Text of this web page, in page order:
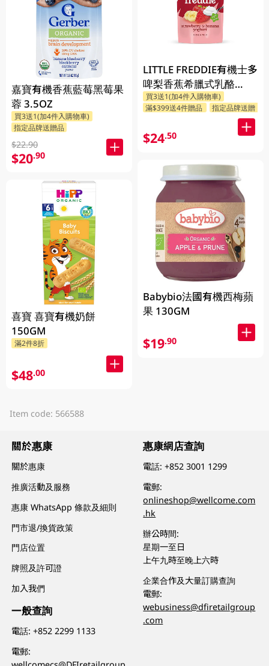
嘉寶有機香蕉藍莓黑莓果
蓉 3.5OZ
買3送1(加4件入購物車)
指定品牌送贈品
$22.90
$20.90
喜寶 喜寶有機奶餅
150GM
滿2件8折
$48.00
LITTLE FREDDIE有機士多
啤梨香蕉希臘式乳酪
100GM
買3送1(加4件入購物車)
滿$399送4件贈品
指定品牌送贈品
$24.50
Babybio法國有機西梅蘋
果 130GM
$19.90
Item code: 566588
關於惠康
關於惠康
推廣活動及服務
惠康 WhatsApp 條款及細則
門市退/換貨政策
門店位置
牌照及許可證
加入我們
一般查詢
電話:+852 2299 1133
電郵:
惠康網店查詢
電話:+852 3001 1299
電郵:
onlineshop@wellcome.com
.hk
辦公時間:
星期一至日
上午九時至晚上六時
企業合作及大量訂購查詢
電郵:
webusiness@dfiretailgroup
.com